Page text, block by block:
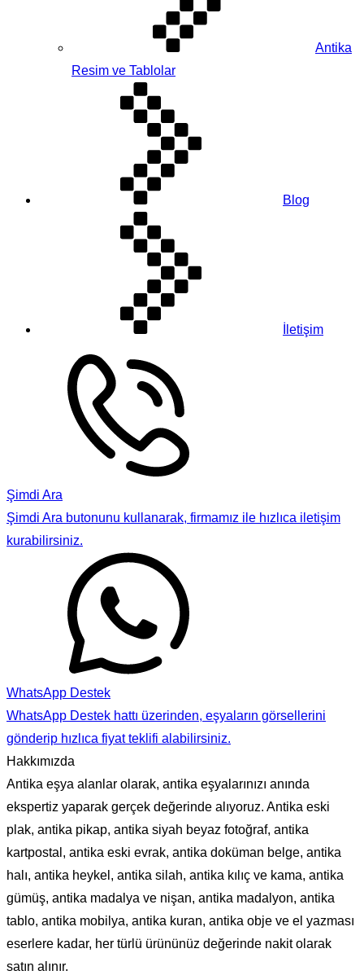
Antika
Resim ve Tablolar
Blog
İletişim
Şimdi Ara
Şimdi Ara butonunu kullanarak, firmamız ile hızlıca iletişim
kurabilirsiniz.
WhatsApp Destek
WhatsApp Destek hattı üzerinden, eşyaların görsellerini
gönderip hızlıca fiyat teklifi alabilirsiniz.
Hakkımızda
Antika eşya alanlar olarak, antika eşyalarınızı anında
ekspertiz yaparak gerçek değerinde alıyoruz. Antika eski
plak, antika pikap, antika siyah beyaz fotoğraf, antika
kartpostal, antika eski evrak, antika doküman belge, antika
halı, antika heykel, antika silah, antika kılıç ve kama, antika
gümüş, antika madalya ve nişan, antika madalyon, antika
tablo, antika mobilya, antika kuran, antika obje ve el yazması
eserlere kadar, her türlü ürününüz değerinde nakit olarak
satın alınır.